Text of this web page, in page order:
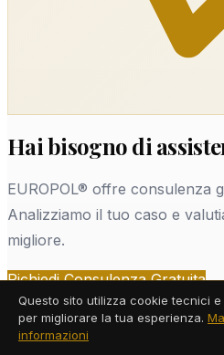
Hai bisogno di
EUROPOL® offre consulenza
Analizziamo il tuo caso e
migliore.
Richiedi Consulenza Gratuita
Questo sito utilizza cookie tecnici
per migliorare la tua esperienza.
informazioni